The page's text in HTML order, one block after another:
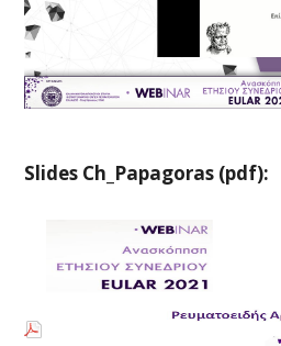
Slides Ch_Papagoras (pdf):